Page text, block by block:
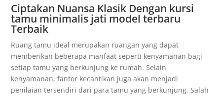
Ciptakan Nuansa Klasik Dengan kursi
tamu minimalis jati model terbaru
Terbaik
Ruang tamu ideal merupakan ruangan yang dapat
memberikan beberapa manfaat seperti kenyamanan bagi
setiap tamu yang berkunjung ke rumah. Selain
kenyamanan, fantor kecantikan juga akan menjadi
penilaian tersendiri dari para tamu yang berkunjung. Salah